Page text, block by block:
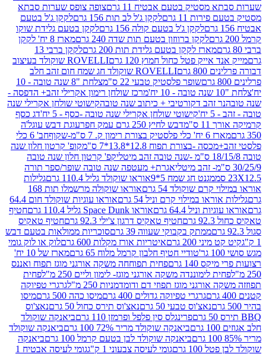
מסטיק בטעם אבטיח 11 גרם
צופה צופס שערות סבתא
11 גרם
לקקן ג'ל לב תות 156 גרם
לקקן ג'ל בטעם
לקקן ג'ל בטעם קולה 156 גרם
לקקן בטעם גלידת שוקו
לקקן ברווזון בטעם תות שדה 240 גרם
מארז 8 יח' לקקן
מארז לקקן בטעם גלידת תות 200 גרם
לקקן ברבי 13
אייק פטל כחול חמוץ 120 גרם
ROVELLI שוקולד בעיצוב
גרם
ROVELLI שוקולד חג שמח חום זהב חלב
שופר פלסטיק טבעי 22 ס"מ
צלחת "8 שנה טובה - 10
מרכז שולחן רימון אקרילי זהב+ הדפסה -
זהב דקורטיבי + כיתוב שנה טובהקישוטי שולחן אקרילי שנה
קישוטי שולחן אקרילי שנה טובה -כסף - 5 יח'
דג כסף
ס"מ
דבש לחיץ 250 גרם עמק חפר
עוגת דבש עוגל'ה
בצורת רימון ק. 7 ס"מ-שקוף
חב' 6 כלי
-בצורת תפוח 12.8*13.8*7 ס"מ
קופ' קרטון חלון שנה
קפ' קרטון חלון שנה טובה
אגרת+ מעטפה שנה טובה שופר/ספר תורה
מגנט חג שמח 5*9
אוראו שוקולד גליל 110.4 גרם
גלילות
קרם שוקולד 54 גרם
אוראו שוקולה מרשמלו תות 168
במילוי קרם וניל 54 גרם
אוראו עוגיות שוקולד חום 64.4
וניל 64.4 גרם
אוראו Space Dunk גליל 110.4 גרם
חטיף
חטיף טאקיס דרגון צ'ילי 92.3 גרם
חטיף טאקיס
ממתק בקבוקי שעווה 39 גרם
סוכריות ממולאות בטעם דבש
200 גרם
איטריות אורז מקלות 600 גרם
לוק או לוק גומי
טודיי חטיף חלבון קרמל מלוח 65 גרם
מארז של 10 יח'
140 גרם
פחית תפוחחה משקה אורגני מוגז תפוח ואננס
לימוננדה משקה אורגני מוגז- לימון וליים 250 מ"ל
פחית
מוגז תפוזי דם ודומדמניות 250 מ"ל
גרגרי טפיוקה
גרגרי טפיוקה גדולים 400 גרם
מיסו כהה 500 גרם
מיסו
נאצ'וס טבעי 50 גרם
נאצ'וס תירס כחול 50 גרם
נאצ'וס
פרינגלס סין פלפל ופרמזן 110 גרם
ביאנקה שוקולד
ביאנקה שוקולד מריר 72% 100 גרם
ביאנקה שוקולד
ביאנקה שוקולד לבן בטעם קרמל 100 גרם
ביאנקה
גרם
גומי לעיסה צבעוני 1 ק"ג גומי לעיסה אבטיח 1